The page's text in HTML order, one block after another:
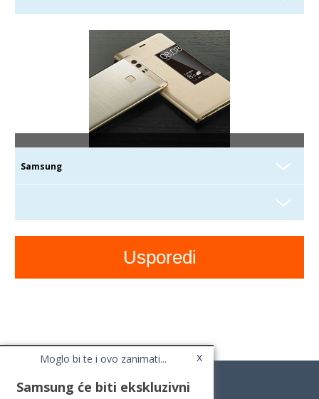
Moglo bi te i ovo zanimati... x
Samsung će biti ekskluzivni